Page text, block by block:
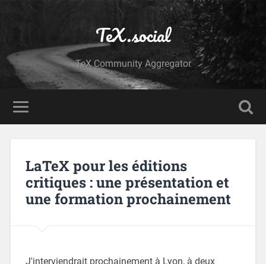
TeX.social
TeX Community Aggregator
LaTeX pour les éditions
critiques : une présentation et
une formation prochainement
J'interviendrait prochainement à Lyon, à deux